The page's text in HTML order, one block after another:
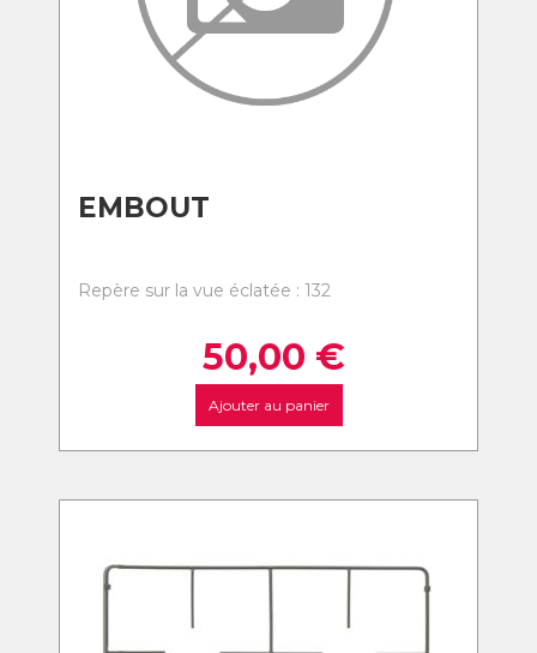
EMBOUT
Repère sur la vue éclatée : 132
50,00 €
Ajouter au panier